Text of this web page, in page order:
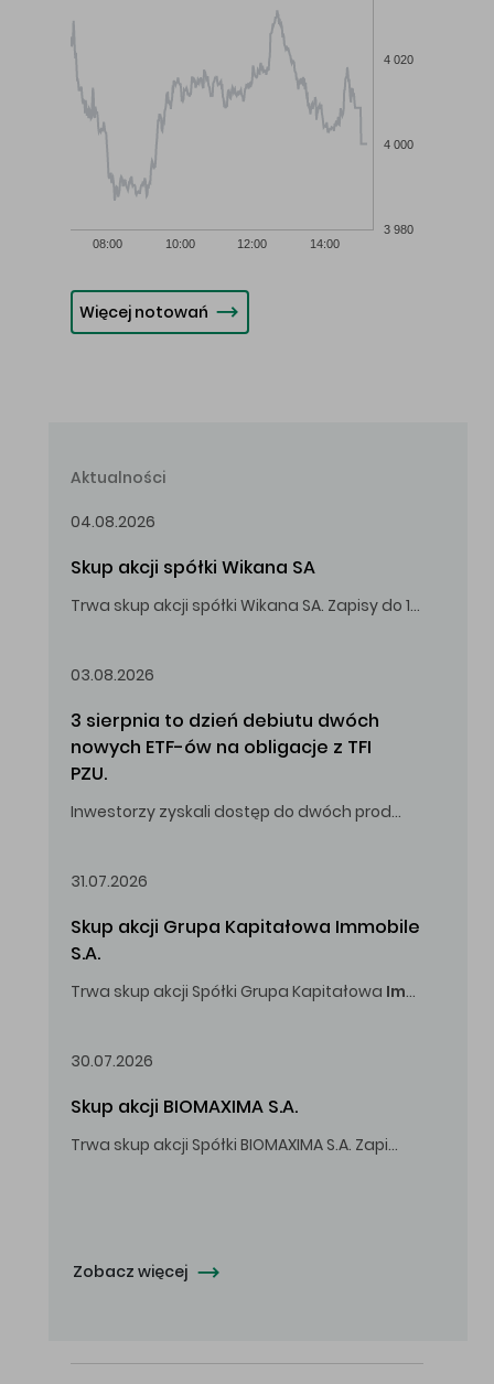
08:00 10:00 12:00 14:00
3 980
4 000
4 020
Więcej notowań
Aktualności
04.08.2026
Skup akcji spółki Wikana SA
Trwa skup akcji spółki Wikana SA. Zapisy do 14.08.2026 r. do godz. 16.00.
03.08.2026
3 sierpnia to dzień debiutu dwóch
nowych ETF-ów na obligacje z TFI
PZU.
Inwestorzy zyskali dostęp do dwóch produktów umożliwiających inwestowanie w obligacje skarbowe.
31.07.2026
Skup akcji Grupa Kapitałowa Immobile
S.A.
Trwa skup akcji Spółki Grupa Kapitałowa Immobile
30.07.2026
Skup akcji BIOMAXIMA S.A.
Trwa skup akcji Spółki BIOMAXIMA S.A. Zapisy do 4 sierpnia 2026 r. do godz. 16.00.
Zobacz więcej